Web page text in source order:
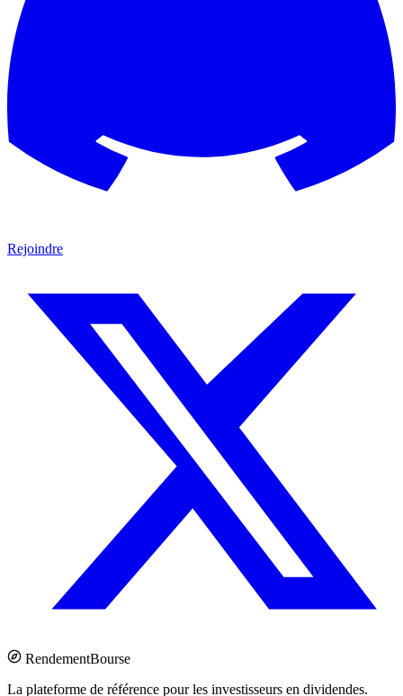
Rejoindre
RendementBourse
La plateforme de référence pour les investisseurs en dividendes.